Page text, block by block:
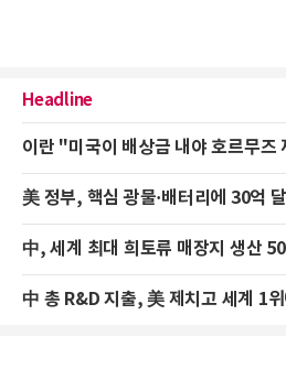
Headline
이란 "미국이 배상금 내야 호르무즈
美 정부, 핵심 광물·배터리에 30억
中, 세계 최대 희토류 매장지 생산
中 총 R&D 지출, 美 제치고 세계 1